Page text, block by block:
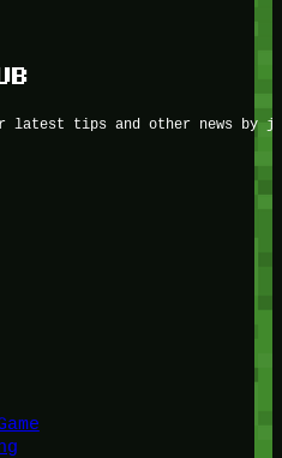
latest tips and other news by